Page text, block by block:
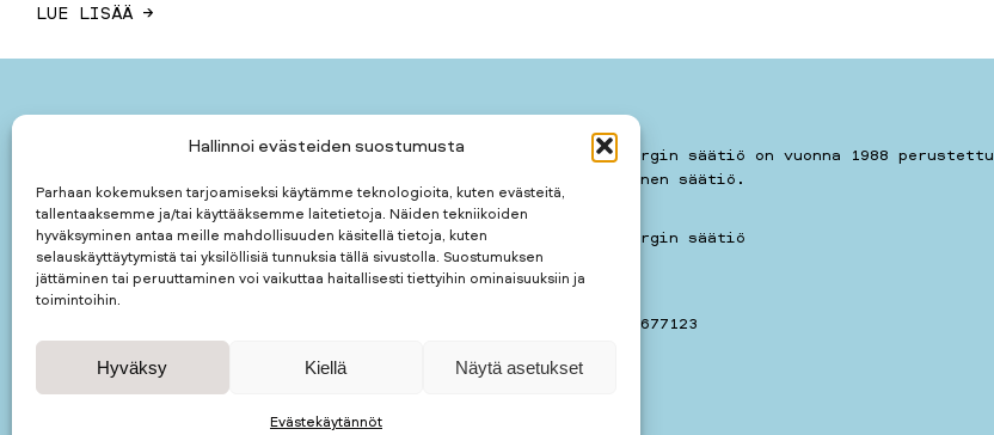
Hallinnoi evästeiden suostumusta
Parhaan kokemuksen tarjoamiseksi käytämme teknologioita, kuten evästeitä,
tallentaaksemme ja/tai käyttääksemme laitetietoja. Näiden tekniikoiden
hyväksyminen antaa meille mahdollisuuden käsitellä tietoja, kuten
selauskäyttäytymistä tai yksilöllisiä tunnuksia tällä sivustolla. Suostumuksen
jättäminen tai peruuttaminen voi vaikuttaa haitallisesti tiettyihin ominaisuuksiin ja
toimintoihin.
Hyväksy Kiellä Näytä asetukset
Evästekäytännöt
LUE LISÄÄ →
Päivikki ja Sakari Sohlbergin säätiö on vuonna 1988 perustettu
suomalainen yleishyödyllinen säätiö.
Päivikki ja Sakari Sohlbergin säätiö
Kauppiaankatu 11 A 7
00160HELSINKI
kotimuseon puhelin: 050 3677123